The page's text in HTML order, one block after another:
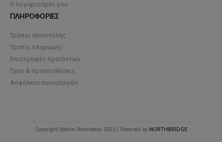
Ο λογαριασμός μου
ΠΛΗΡΟΦΟΡΙΕΣ
Τρόποι αποστολής
Τρόποι πληρωμής
Επιστροφές προϊόντων
Όροι & προϋποθέσεις
Ασφάλεια συνναλαγών
Copyright Station Streetwear 2025 | Powered by NORTHBRIDGE